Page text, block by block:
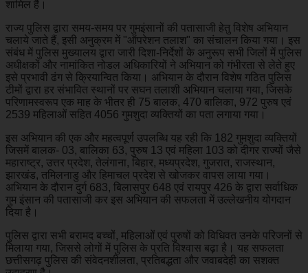
शामिल हैं।
राज्य पुलिस द्वारा समय-समय पर गुमइंसानों की पतासाजी हेतु विशेष अभियान
चलाये जाते हैं, इसी अनुक्रम में "ऑपरेशन तलाश" का संचालन किया गया। इस
संबंध में पुलिस मुख्यालय द्वारा जारी दिशा-निर्देशों के अनुरूप सभी जिलों में पुलिस
अधीक्षकों और नामांकित नोडल अधिकारियों ने अभियान को गंभीरता से लेते हुए
इसे प्रभावी ढंग से क्रियान्वित किया। अभियान के दौरान विशेष गठित पुलिस
टीमों द्वारा हर संभावित स्थानों पर सघन तलाशी अभियान चलाया गया, जिसके
परिणामस्वरूप एक माह के भीतर ही 75 बालक, 470 बालिका, 972 पुरुष एवं
2539 महिलाओं सहित 4056 गुमशुदा व्यक्तियों का पता लगाया गया।
इस अभियान की एक और महत्वपूर्ण उपलब्धि यह रही कि 182 गुमशुदा व्यक्तियों
जिसमें बालक- 03, बालिका 63, पुरुष 13 एवं महिला 103 को दीगर राज्यों जैसे
महाराष्ट्र, उत्तर प्रदेश, तेलंगाना, बिहार, मध्यप्रदेश, गुजरात, राजस्थान,
झारखंड, तमिलनाडु और हिमाचल प्रदेश से खोजकर वापस लाया गया।
अभियान के दौरान दुर्ग 683, बिलासपुर 648 एवं रायपुर 426 के द्वारा सर्वाधिक
गुम इंसान की पतासाजी कर इस अभियान की सफलता में उल्लेखनीय योगदान
दिया है।
पुलिस द्वारा सभी बरामद बच्चों, महिलाओं एवं पुरुषों को विधिवत उनके परिजनों से
मिलाया गया, जिससे लोगों में पुलिस के प्रति विश्वास बढ़ा है। यह सफलता
छत्तीसगढ़ पुलिस की संवेदनशीलता, प्रतिबद्धता और जवाबदेही का सशक्त